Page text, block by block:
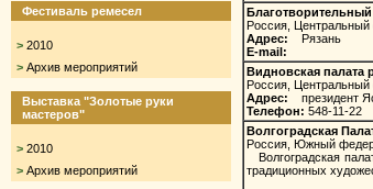
Фестиваль ремесел
> 2010
> Архив мероприятий
Выставка "Золотые руки
мастеров"
> 2010
> Архив мероприятий
Россия, Центральный
Адрес: Рязань
E-mail:
Видновская палата
Россия, Центральный
Адрес: президент
Телефон: 548-11-22
Волгоградская
Россия, Южный
Волгоградская
традиционных